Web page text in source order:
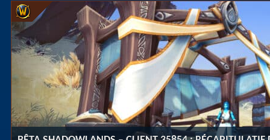
Coeur
Races
alliées